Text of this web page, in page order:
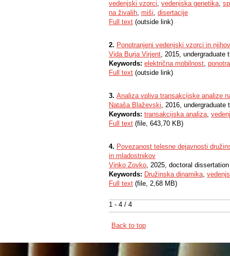
1 - 4 / 4
vedenjski vzorci, vedenjska genetika,
na živalih, miši, disertacije
Full text (outside link)
2. Ponotranjeni vedenjski vzorci in
Vida Burja Virjent, 2015, undergraduate
Keywords: električna mobilnost,
Full text (outside link)
3. Analiza vpliva transakcijske analize
Nataša Blaževski, 2016, undergraduate
Keywords: transakcijska analiza,
Full text (file, 643,70 KB)
4. Povezanost telesne dejavnosti
in mladostnikov
Vinko Zovko, 2025, doctoral dissertation
Keywords: Družinska dinamika,
Full text (file, 2,68 MB)
Back to top